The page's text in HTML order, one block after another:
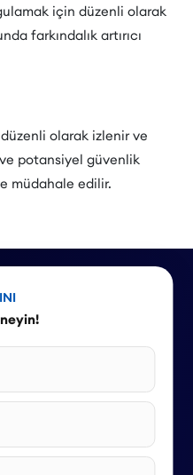
için düzenli olarak
farkındalık artırıcı
olarak izlenir ve
potansiyel güvenlik
müdahale edilir.